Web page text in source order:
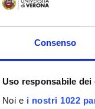
Consenso
Uso responsabile dei
Noi e i nostri 1022